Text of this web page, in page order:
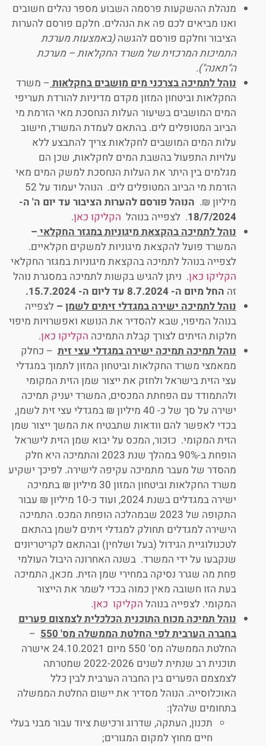
מנהלת ההשקעות פרסמה השבוע מספר נהלים חשובים
ואנו מביאים לכם פה את הנהלים. חלקם פורסם להערות
הציבור וחלקם פורסם להגשה(באמצעות מערכת
התמיכות המרכזית של משרד החקלאות – מערכת
ה"תאנה").
נוהל לתמיכה בצרכני מים מושבים בחקלאות – משרד
החקלאות וביטחון המזון מקדם מדיניות להורדת תעריפי
המים המושבים בשיעור העלות הנחסכת מאי הזרמת מי
הביוב המטופלים לים. בהתאם לעמדת המשרד, חישוב
עלות המים המושבים לחקלאות צריך להתבצע ללא
עלויות התפעול בהשבת המים לחקלאות, שכן הם
מגלמים בין היתר את העלות הנחסכת למשק המים מאי
הזרמת מי הביוב המטופלים לים. הנוהל יעמוד על 52
מיליון ₪. הנוהל פורסם להערות הציבור עד יום ה' ה-
18/7/2024. לצפייה בנוהל הקליקו כאן.
נוהל לתמיכה בהקצאת מיגוניות במגזר החקלאי –
המשרד פועל להקצאת מיגוניות למשקים חקלאיים.
לצפייה בנוהל לתמיכה בהקצאת מיגוניות במגזר החקלאי
הקליקו כאן. ניתן להגיש בקשות לתמיכה במסגרת נוהל
זה החל מיום ה- 8.7.2024 עד ליום ה- 15.7.2024.
נוהל לתמיכה ישירה במגדלי זיתים לשמן – לצפייה
בנוהל המיפוי, שבא להסדיר את הנושא ואפשרויות מיפוי
חלקות הזיתים לצורך קבלת התמיכה הקליקו כאן.
נוהל תמיכה תמיכה ישירה במגדלי עצי זית – כחלק
ממאמצי משרד החקלאות וביטחון המזון לתמוך במגדלי
עצי הזית בישראל ולחזק את ייצור שמן הזית המקומי
ולהתמודד עם הפחתת המכסים, המשרד יעניק תמיכה
ישירה על סך של כ- 40 מיליון ₪ במגדלי עצי זית לשמן,
בכדי לאפשר להם וודאות שתבטיח את המשך ייצור שמן
הזית המקומי. כזכור, המכס על יבוא שמן הזית לישראל
הופחת ב-90% במהלך שנת 2023 והתמיכה היא חלק
מהסדר של מעבר מתמיכה עקיפה לישירה. לפיכך ישקיע
משרד החקלאות וביטחון המזון 30 מיליון ₪ בתמיכה
ישירה במגדלים בשנת 2024, ועוד כ-10 מיליון ₪ עבור
התקופה של 2023 שבמהלכה הופחת המכס. התמיכה
הישירה למגדלים תחולק למגדלי זיתים לשמן בהתאם
לטכנולוגיית הגידול (בעל ושלחין) ובהתאם לקריטריונים
שנקבעו על ידי המשרד. בשנה האחרונה היבול העולמי
פחת מה שגרר נסיקה במחירי שמן הזית. מכאן, התמיכה
בעת הזו חשובה מאין כמוה בכדי לשמר את הייצור
המקומי. לצפייה בנוהל הקליקו כאן.
נוהל תמיכה מכוח התוכנית הכלכלית לצמצום פערים
בחברה הערבית לפי החלטת הממשלה מס' 550
–
החלטת הממשלה מס' 550 מיום 24.10.2021 אישרה
תוכנית רב שנתית לשנים 2022-2026 שמטרתה
לצמצמם הפערים בין החברה הערבית לבין כלל
האוכלוסייה. הנוהל מסדיר את יישום החלטת הממשלה
בתחומים שלהלן:
תכנון, העתקה, שדרוג ורכישת ציוד עבור מבני בעלי
חיים מחוץ למקום המגורים;